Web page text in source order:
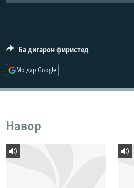
ПАЙГИРӢ КУНЕД
Ба дигарон фиристед
Мо дар Google
Навор